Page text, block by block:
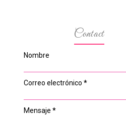
Contact
Nombre
Correo electrónico *
Mensaje *